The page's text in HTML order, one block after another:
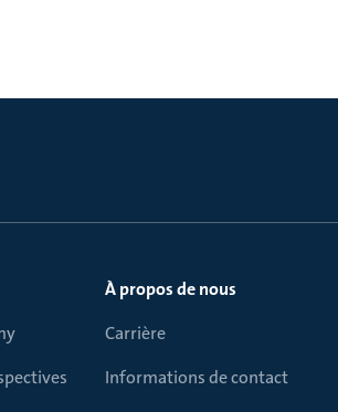
À propos de nous
Carrière
Informations de contact